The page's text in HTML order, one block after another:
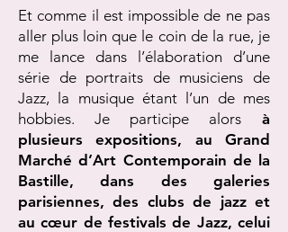
Et comme il est impossible de ne pas
aller plus loin que le coin de la rue, je
me lance dans l’élaboration d’une
série de portraits de musiciens de
Jazz, la musique étant l’un de mes
hobbies. Je participe alors à
plusieurs expositions, au Grand
Marché d’Art Contemporain de la
Bastille, dans des galeries
parisiennes, des clubs de jazz et
au cœur de festivals de Jazz, celui